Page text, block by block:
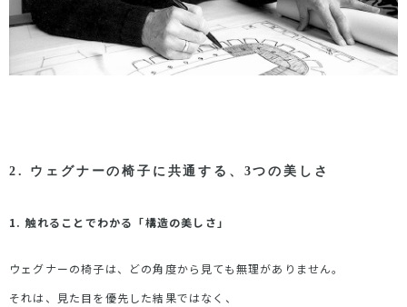
2. ウェグナーの椅子に共通する、 3つの美しさ
1. 触れることでわかる「構造の美しさ」
ウェグナーの椅子は、どの角度から見ても無理がありません。
それは、見た目を優先した結果ではなく、